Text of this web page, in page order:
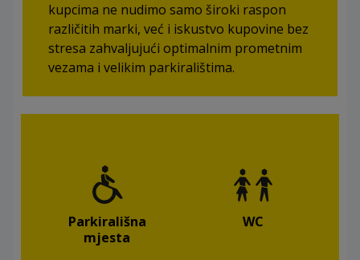
kupcima ne nudimo samo široki raspon
različitih marki, već i iskustvo kupovine bez
stresa zahvaljujući optimalnim prometnim
vezama i velikim parkiralištima.
Parkirališna
mjesta
WC